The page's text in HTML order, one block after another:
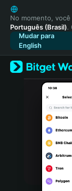
English
日本語
Tiếng Việt
Русский
Español
Türkçe
Italiano
Português
Bahasa Indonesia
No momento,
Português (Brasil).
Mudar para
English